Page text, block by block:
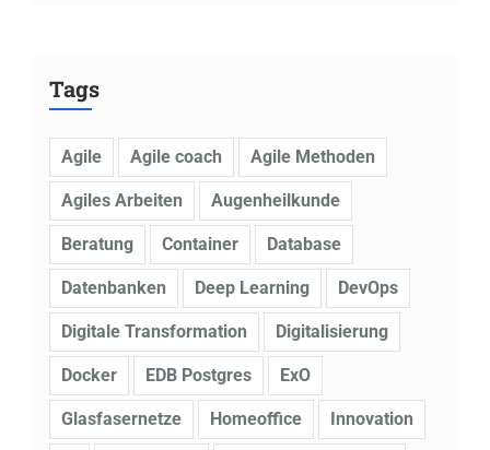
Tags
Agile Agile coach Agile Methoden
Agiles Arbeiten Augenheilkunde
Beratung Container Database
Datenbanken Deep Learning DevOps
Digitale Transformation Digitalisierung
Docker EDB Postgres ExO
Glasfasernetze Homeoffice Innovation